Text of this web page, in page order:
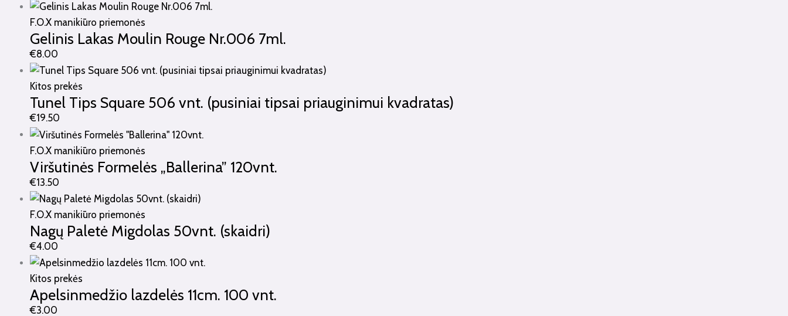
F.O.X manikiūro priemonės
Gelinis Lakas Moulin Rouge Nr.006 7ml.
€8.00
Kitos prekės
Tunel Tips Square 506 vnt. (pusiniai tipsai priauginimui kvadratas)
€19.50
F.O.X manikiūro priemonės
Viršutinės Formelės „Ballerina” 120vnt.
€13.50
F.O.X manikiūro priemonės
Nagų Paletė Migdolas 50vnt. (skaidri)
€4.00
Kitos prekės
Apelsinmedžio lazdelės 11cm. 100 vnt.
€3.00